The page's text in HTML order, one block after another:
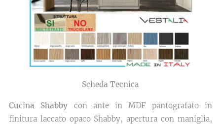
Scheda Tecnica
Cucina Shabby con ante in MDF pantografato in
finitura laccato opaco Shabby, apertura con maniglia,